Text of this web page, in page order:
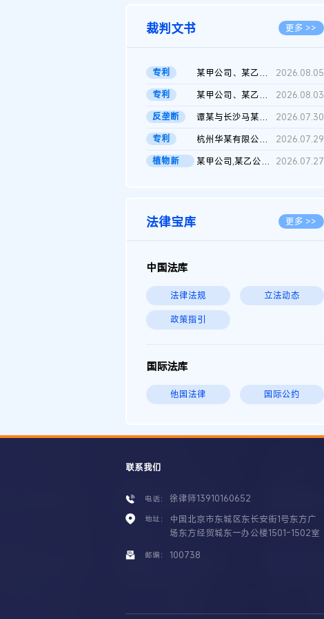
裁判文书 更多 >>
专利 某甲公司、某乙公司、某丙公司申请诉前行为保全复议裁定书
2026.08.05
专利
某甲公司、某乙公司、官某与某丙公司专利申请权权属纠纷 二审判决...
2026.08.03
反垄断
谭某与长沙马某堆农产品股份有限公司滥用市场支配地位纠纷二审裁...
2026.07.30
专利
杭州华某有限公司与菲某有限公司侵害发明专利权纠纷
2026.07.29
植物新
某甲公司,某乙公司,某门市部,某丙公司植物新品种临时保护期使用费... 2026.07.27
法律宝库 更多 >>
中国法库
法律法规 立法动态
政策指引
国际法库
他国法律 国际公约
联系我们
电话： 徐律师13910160652
地址：
中国北京市东城区东长安街1号东方广
场东方经贸城东一办公楼1501-1502室
邮编： 100738